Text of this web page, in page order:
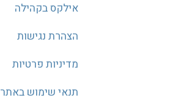
אילקס בקהילה
הצהרת נגישות
מדיניות פרטיות
תנאי שימוש באתר